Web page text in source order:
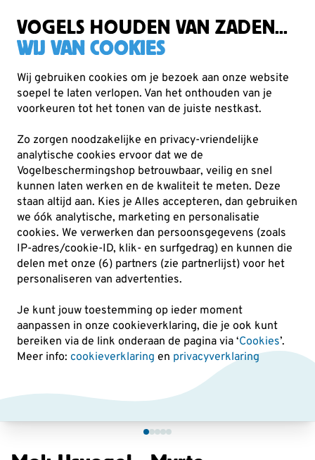
VOGELS HOUDEN VAN ZADEN...
WIJ VAN COOKIES
Wij gebruiken cookies om je bezoek aan onze website
soepel te laten verlopen. Van het onthouden van je
voorkeuren tot het tonen van de juiste nestkast.
Zo zorgen noodzakelijke en privacy-vriendelijke
analytische cookies ervoor dat we de
Vogelbeschermingshop betrouwbaar, veilig en snel
kunnen laten werken en de kwaliteit te meten. Deze
staan altijd aan. Kies je Alles accepteren, dan gebruiken
we óók analytische, marketing en personalisatie
cookies. We verwerken dan persoonsgegevens (zoals
IP-adres/cookie-ID, klik- en surfgedrag) en kunnen die
delen met onze (6) partners (zie partnerlijst) voor het
personaliseren van advertenties.
Je kunt jouw toestemming op ieder moment
aanpassen in onze cookieverklaring, die je ook kunt
bereiken via de link onderaan de pagina via ‘Cookies’.
Meer info: cookieverklaring en privacyverklaring
Cadeaus Servies en keuken